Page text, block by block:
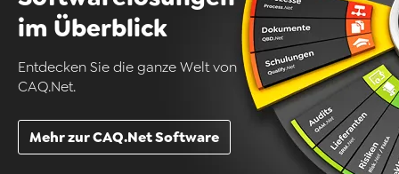
im Überblick
Entdecken Sie die ganze Welt von
CAQ.Net.
Mehr zur CAQ.Net Software